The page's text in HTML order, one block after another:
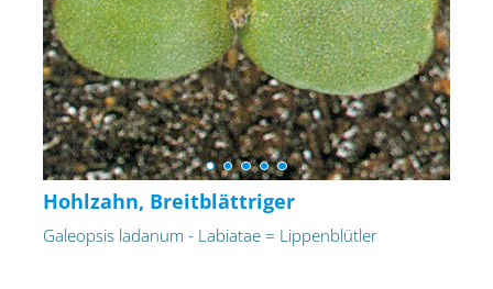
Hohlzahn, Breitblättriger
Galeopsis ladanum - Labiatae = Lippenblütler